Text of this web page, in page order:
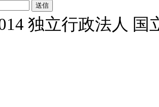
独立行政法人 国